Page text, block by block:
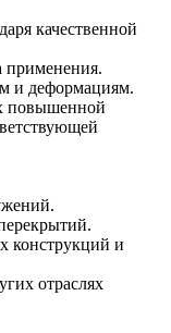
качественной
применения.
и деформациям.
повышенной
конструкций и
отраслях